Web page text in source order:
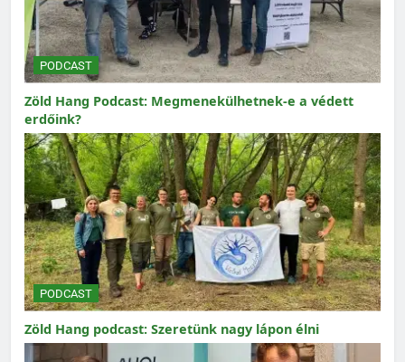
PODCAST
Zöld Hang Podcast: Megmenekülhetnek-e a védett
erdőink?
PODCAST
Zöld Hang podcast: Szeretünk nagy lápon élni